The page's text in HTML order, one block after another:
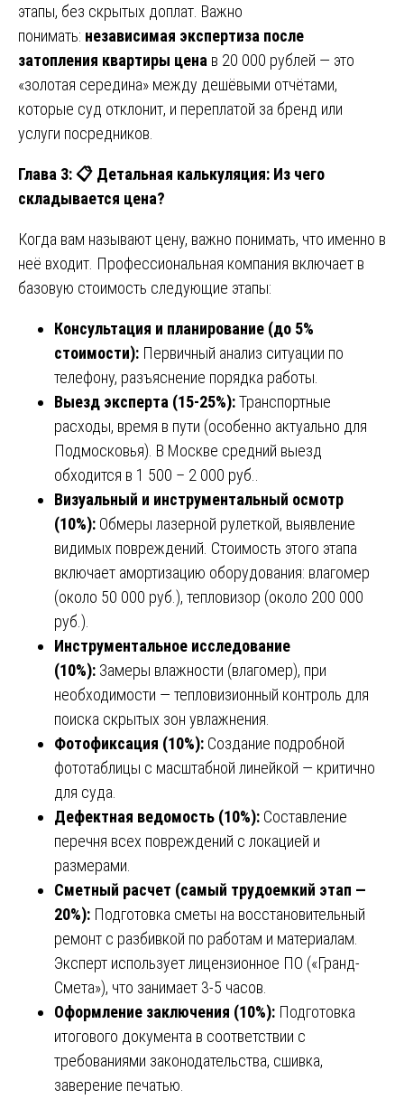
этапы, без скрытых доплат. Важно
понимать: независимая экспертиза после
затопления квартиры цена в 20 000 рублей — это
«золотая середина» между дешёвыми отчётами,
которые суд отклонит, и переплатой за бренд или
услуги посредников.
Глава 3:📋 Детальная калькуляция: Из чего
складывается цена?
Когда вам называют цену, важно понимать, что именно в
неё входит. Профессиональная компания включает в
базовую стоимость следующие этапы:
Консультация и планирование (до 5%
стоимости): Первичный анализ ситуации по
телефону, разъяснение порядка работы.
Выезд эксперта (15-25%):Транспортные
расходы, время в пути (особенно актуально для
Подмосковья). В Москве средний выезд
обходится в 1 500 – 2 000 руб..
Визуальный и инструментальный осмотр
(10%): Обмеры лазерной рулеткой, выявление
видимых повреждений. Стоимость этого этапа
включает амортизацию оборудования: влагомер
(около 50 000 руб.), тепловизор (около 200 000
руб.).
Инструментальное исследование
(10%): Замеры влажности (влагомер), при
необходимости — тепловизионный контроль для
поиска скрытых зон увлажнения.
Фотофиксация (10%): Создание подробной
фототаблицы с масштабной линейкой — критично
для суда.
Дефектная ведомость (10%): Составление
перечня всех повреждений с локацией и
размерами.
Сметный расчет (самый трудоемкий этап —
20%): Подготовка сметы на восстановительный
ремонт с разбивкой по работам и материалам.
Эксперт использует лицензионное ПО («Гранд-
Смета»), что занимает 3-5 часов.
Оформление заключения (10%): Подготовка
итогового документа в соответствии с
требованиями законодательства, сшивка,
заверение печатью.